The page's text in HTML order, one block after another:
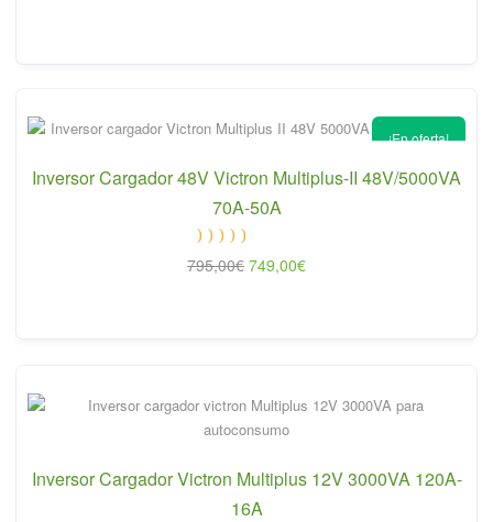
¡En oferta!
Inversor Cargador 48V Victron Multiplus-II 48V/5000VA
70A-50A
con 5.00
795,00€ El
749,00€El
Inversor Cargador Victron Multiplus 12V 3000VA 120A-
16A